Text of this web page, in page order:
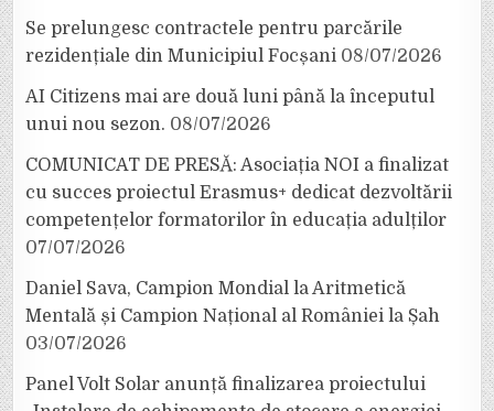
Se prelungesc contractele pentru parcările
rezidențiale din Municipiul Focșani 08/07/2026
AI Citizens mai are două luni până la începutul
unui nou sezon. 08/07/2026
COMUNICAT DE PRESĂ: Asociația NOI a finalizat
cu succes proiectul Erasmus+ dedicat dezvoltării
competențelor formatorilor în educația adulților
07/07/2026
Daniel Sava, Campion Mondial la Aritmetică
Mentală și Campion Național al României la Șah
03/07/2026
Panel Volt Solar anunță finalizarea proiectului